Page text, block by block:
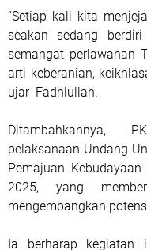
‎“Setiap kali kita
seakan sedang
semangat perlawanan
arti keberanian,
ujar Fadhlullah.
Ditambahkannya,
pelaksanaan Undang-
Pemajuan
2025, yang
mengembangkan
Ia berharap kegiatan